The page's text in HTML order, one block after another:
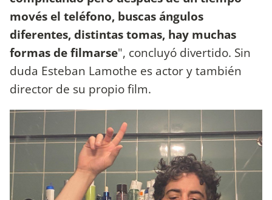
movés el teléfono, buscas ángulos
diferentes, distintas tomas, hay muchas
formas de filmarse", concluyó divertido. Sin
duda Esteban Lamothe es actor y también
director de su propio film.